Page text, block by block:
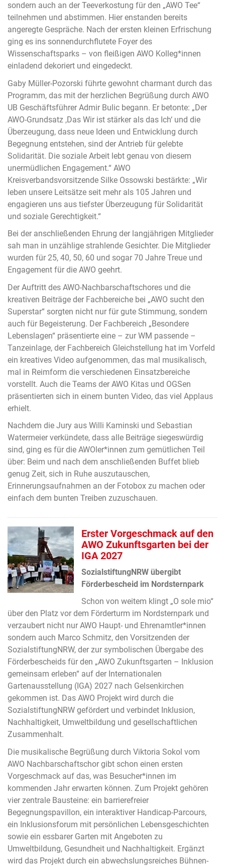
sondern auch an der Teeverkostung für den „AWO Tee“
teilnehmen und abstimmen. Hier enstanden bereits
angeregte Gespräche. Nach der ersten kleinen Erfrischung
ging es ins sonnendurchflutete Foyer des
Wissenschaftsparks – von fleißigen AWO Kolleg*innen
einladend dekoriert und eingedeckt.
Gaby Müller-Pozorski führte gewohnt charmant durch das
Programm, das mit der herzlichen Begrüßung durch AWO
UB Geschäftsführer Admir Bulic begann. Er betonte: „Der
AWO-Grundsatz ,Das Wir ist stärker als das Ich‘ und die
Überzeugung, dass neue Ideen und Entwicklung durch
Begegnung entstehen, sind der Antrieb für gelebte
Solidarität. Die soziale Arbeit lebt genau von diesem
unermüdlichen Engagement.“ AWO
Kreisverbandsvorsitzende Silke Ossowski bestärkte: „Wir
leben unsere Leitsätze seit mehr als 105 Jahren und
engagieren uns aus tiefster Überzeugung für Solidarität
und soziale Gerechtigkeit.“
Bei der anschließenden Ehrung der langjährigen Mitglieder
sah man in unzählige strahlende Gesichter. Die Mitglieder
wurden für 25, 40, 50, 60 und sogar 70 Jahre Treue und
Engagement für die AWO geehrt.
Der Auftritt des AWO-Nachbarschaftschores und die
kreativen Beiträge der Fachbereiche bei „AWO sucht den
Superstar“ sorgten nicht nur für gute Stimmung, sondern
auch für Begeisterung. Der Fachbereich „Besondere
Lebenslagen“ präsentierte eine – zur WM passende –
Tanzeinlage, der Fachbereich Gleichstellung hat im Vorfeld
ein kreatives Video aufgenommen, das mal musikalisch,
mal in Reimform die verschiedenen Einsatzbereiche
vorstellt. Auch die Teams der AWO Kitas und OGSen
präsentierten sich in einem bunten Video, das viel Applaus
erhielt.
Nachdem die Jury aus Willi Kaminski und Sebastian
Watermeier verkündete, dass alle Beiträge siegeswürdig
sind, ging es für die AWOler*innen zum gemütlichen Teil
über: Beim und nach dem anschließenden Buffet blieb
genug Zeit, sich in Ruhe auszutauschen,
Erinnerungsaufnahmen an der Fotobox zu machen oder
einfach dem bunten Treiben zuzuschauen.
Erster Vorgeschmack auf den
AWO Zukunftsgarten bei der
IGA 2027
SozialstiftungNRW übergibt
Förderbescheid im Nordsternpark
Schon von weitem klingt „O sole mio“
über den Platz vor dem Förderturm im Nordsternpark und
verzaubert nicht nur AWO Haupt- und Ehrenamtler*innen
sondern auch Marco Schmitz, den Vorsitzenden der
SozialstiftungNRW, der zur symbolischen Übergabe des
Förderbescheids für den „AWO Zukunftsgarten – Inklusion
gemeinsam erleben“ auf der Internationalen
Gartenausstellung (IGA) 2027 nach Gelsenkirchen
gekommen ist. Das AWO Projekt wird durch die
SozialstiftungNRW gefördert und verbindet Inklusion,
Nachhaltigkeit, Umweltbildung und gesellschaftlichen
Zusammenhalt.
Die musikalische Begrüßung durch Viktoria Sokol vom
AWO Nachbarschaftschor gibt schon einen ersten
Vorgeschmack auf das, was Besucher*innen im
kommenden Jahr erwarten können. Zum Projekt gehören
vier zentrale Bausteine: ein barrierefreier
Begegnungspavillon, ein interaktiver Handicap-Parcours,
ein Inklusionsforum mit persönlichen Lebensgeschichten
sowie ein essbarer Garten mit Angeboten zu
Umweltbildung, Gesundheit und Nachhaltigkeit. Ergänzt
wird das Projekt durch ein abwechslungsreiches Bühnen-